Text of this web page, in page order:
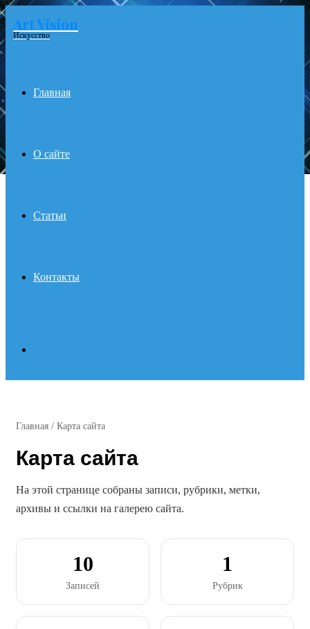
Menu
Art Vision
Искусство
Главная
О сайте
Статьи
Контакты
Главная / Карта сайта
Карта сайта
На этой странице собраны записи, рубрики, метки,
архивы и ссылки на галерею сайта.
10
Записей
1
Рубрик